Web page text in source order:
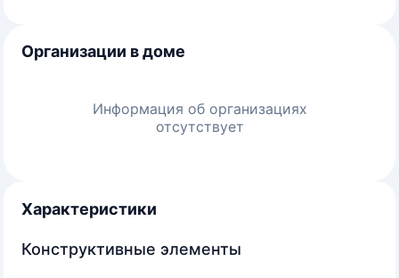
Организации в доме
Информация об организациях
отсутствует
Характеристики
Конструктивные элементы